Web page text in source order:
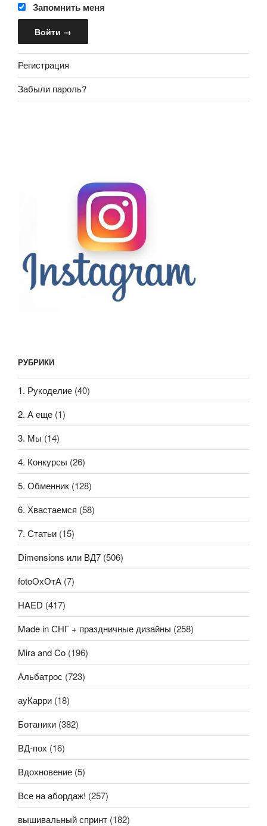
Запомнить меня
Регистрация
Забыли пароль?
РУБРИКИ
1. Рукоделие (40)
2. А еще (1)
3. Мы (14)
4. Конкурсы (26)
5. Обменник (128)
6. Хвастаемся (58)
7. Статьи (15)
Dimensions или ВД7 (506)
fotoОхОтА (7)
HAED (417)
Made in СНГ + праздничные дизайны (258)
Mira and Co (196)
Альбатрос (723)
ауКарри (18)
Ботаники (382)
ВД-пох (16)
Вдохновение (5)
Все на абордаж! (257)
вышивальный спринт (182)